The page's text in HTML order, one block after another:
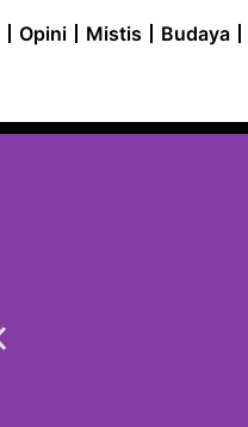
Opini Mistis Budaya